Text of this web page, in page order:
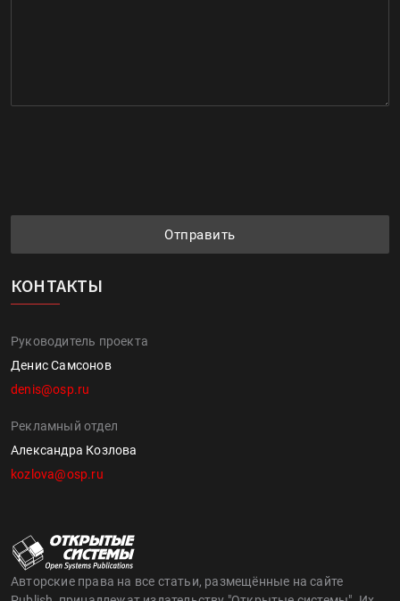
Отправить
КОНТАКТЫ
Руководитель проекта
Денис Самсонов
denis@osp.ru
Рекламный отдел
Александра Козлова
kozlova@osp.ru
Авторские права на все статьи, размещённые на сайте